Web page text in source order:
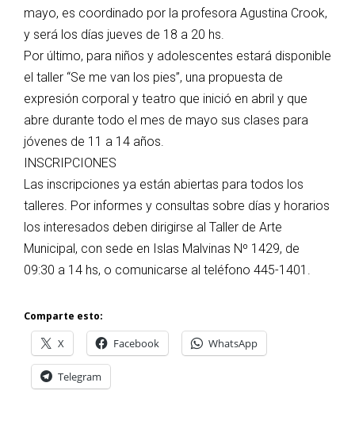
mayo, es coordinado por la profesora Agustina Crook,
y será los días jueves de 18 a 20 hs.
Por último, para niños y adolescentes estará disponible
el taller “Se me van los pies”, una propuesta de
expresión corporal y teatro que inició en abril y que
abre durante todo el mes de mayo sus clases para
jóvenes de 11 a 14 años.
INSCRIPCIONES
Las inscripciones ya están abiertas para todos los
talleres. Por informes y consultas sobre días y horarios
los interesados deben dirigirse al Taller de Arte
Municipal, con sede en Islas Malvinas Nº 1429, de
09:30 a 14 hs, o comunicarse al teléfono 445-1401.
Comparte esto:
X Facebook WhatsApp
Telegram